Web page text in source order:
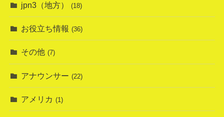
jpn3（地方） (18)
お役立ち情報 (36)
その他 (7)
アナウンサー (22)
アメリカ (1)